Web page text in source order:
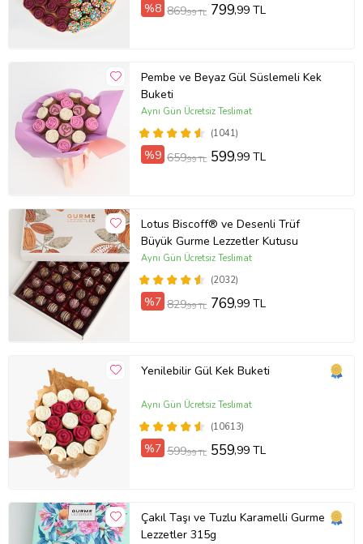
%8 869,99 TL 799,99 TL
Pembe ve Beyaz Gül Süslemeli Kek
Buketi
(1041)
Aynı Gün Ücretsiz Teslimat
%9 659,99 TL 599,99 TL
Lotus Biscoff® ve Desenli Trüf
Büyük Gurme Lezzetler Kutusu
(2032)
Aynı Gün Ücretsiz Teslimat
%7 829,99 TL 769,99 TL
Yenilebilir Gül Kek Buketi
(10613)
Aynı Gün Ücretsiz Teslimat
%7 599,99 TL 559,99 TL
Çakıl Taşı ve Tuzlu Karamelli Gurme
Lezzetler 315g